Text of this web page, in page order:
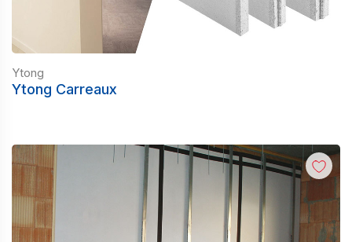
Ytong
Ytong Carreaux